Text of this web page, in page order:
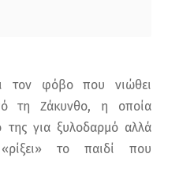
τον φόβο που νιώθει
τη Ζάκυνθο, η οποία
της για ξυλοδαρμό αλλά
το παιδί που